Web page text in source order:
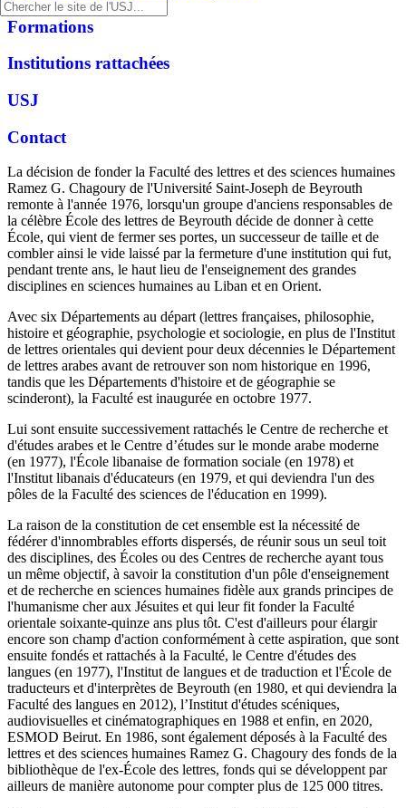
Formations
Institutions rattachées
USJ
Contact
La décision de fonder la Faculté des lettres et des sciences humaines
Ramez G. Chagoury de l'Université Saint-Joseph de Beyrouth
remonte à l'année 1976, lorsqu'un groupe d'anciens responsables de
la célèbre École des lettres de Beyrouth décide de donner à cette
École, qui vient de fermer ses portes, un successeur de taille et de
combler ainsi le vide laissé par la fermeture d'une institution qui fut,
pendant trente ans, le haut lieu de l'enseignement des grandes
disciplines en sciences humaines au Liban et en Orient.
Avec six Départements au départ (lettres françaises, philosophie,
histoire et géographie, psychologie et sociologie, en plus de l'Institut
de lettres orientales qui devient pour deux décennies le Département
de lettres arabes avant de retrouver son nom historique en 1996,
tandis que les Départements d'histoire et de géographie se
scinderont), la Faculté est inaugurée en octobre 1977.
Lui sont ensuite successivement rattachés le Centre de recherche et
d'études arabes et le Centre d’études sur le monde arabe moderne
(en 1977), l'École libanaise de formation sociale (en 1978) et
l'Institut libanais d'éducateurs (en 1979, et qui deviendra l'un des
pôles de la Faculté des sciences de l'éducation en 1999).
La raison de la constitution de cet ensemble est la nécessité de
fédérer d'innombrables efforts dispersés, de réunir sous un seul toit
des disciplines, des Écoles ou des Centres de recherche ayant tous
un même objectif, à savoir la constitution d'un pôle d'enseignement
et de recherche en sciences humaines fidèle aux grands principes de
l'humanisme cher aux Jésuites et qui leur fit fonder la Faculté
orientale soixante-quinze ans plus tôt. C'est d'ailleurs pour élargir
encore son champ d'action conformément à cette aspiration, que sont
ensuite fondés et rattachés à la Faculté, le Centre d'études des
langues (en 1977), l'Institut de langues et de traduction et l'École de
traducteurs et d'interprètes de Beyrouth (en 1980, et qui deviendra la
Faculté des langues en 2012), l’Institut d'études scéniques,
audiovisuelles et cinématographiques en 1988 et enfin, en 2020,
ESMOD Beirut. En 1986, sont également déposés à la Faculté des
lettres et des sciences humaines Ramez G. Chagoury des fonds de la
bibliothèque de l'ex-École des lettres, fonds qui se développent par
ailleurs de manière autonome pour compter plus de 125 000 titres.